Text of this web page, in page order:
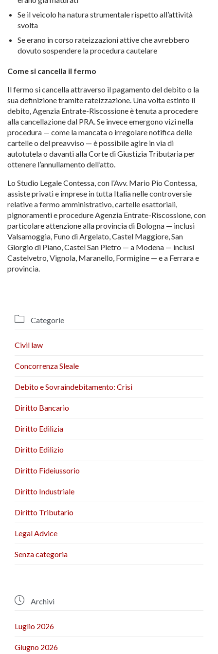
Se il veicolo ha natura strumentale rispetto all’attività
svolta
Se erano in corso rateizzazioni attive che avrebbero
dovuto sospendere la procedura cautelare
Come si cancella il fermo
Il fermo si cancella attraverso il pagamento del debito o la
sua definizione tramite rateizzazione. Una volta estinto il
debito, Agenzia Entrate-Riscossione è tenuta a procedere
alla cancellazione dal PRA. Se invece emergono vizi nella
procedura — come la mancata o irregolare notifica delle
cartelle o del preavviso — è possibile agire in via di
autotutela o davanti alla Corte di Giustizia Tributaria per
ottenere l’annullamento dell’atto.
Lo Studio Legale Contessa, con l’Avv. Mario Pio Contessa,
assiste privati e imprese in tutta Italia nelle controversie
relative a fermo amministrativo, cartelle esattoriali,
pignoramenti e procedure Agenzia Entrate-Riscossione, con
particolare attenzione alla provincia di Bologna — inclusi
Valsamoggia, Funo di Argelato, Castel Maggiore, San
Giorgio di Piano, Castel San Pietro — a Modena — inclusi
Castelvetro, Vignola, Maranello, Formigine — e a Ferrara e
provincia.
 Categorie
Civil law
Concorrenza Sleale
Debito e Sovraindebitamento: Crisi
Diritto Bancario
Diritto Edilizia
Diritto Edilizio
Diritto Fideiussorio
Diritto Industriale
Diritto Tributario
Legal Advice
Senza categoria
 Archivi
Luglio 2026
Giugno 2026